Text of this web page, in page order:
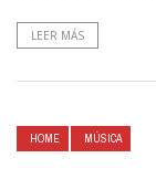
LEER MÁS
HOME MÚSICA